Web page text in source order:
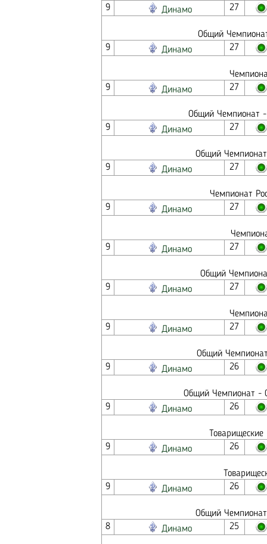
9 Динамо 27
Общий
9
Динамо 27
9
Динамо 27
Общий Чемпионат
9
Динамо 27
Общий
9
Динамо 27
Чемпионат
9
Динамо 27
9
Динамо 27
Общий
9
Динамо 27
9
Динамо 27
Общий
9
Динамо 26
Общий Чемпионат -
9
Динамо 26
9
Динамо 26
9
Динамо 26
Общий
8
Динамо 25